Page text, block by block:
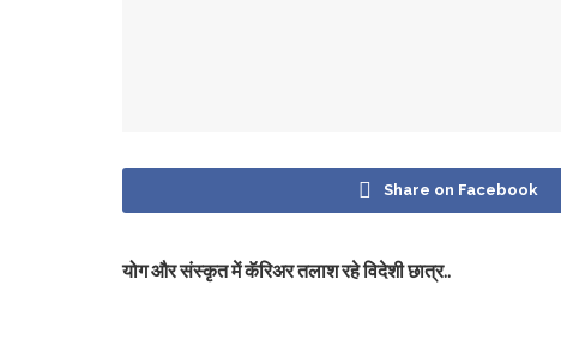
Share on Facebook
योग और संस्कृत में कॅरिअर तलाश रहे विदेशी छात्र..